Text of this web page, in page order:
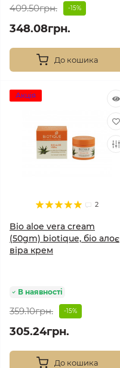
409.50грн. -15%
348.08грн.
До кошика
Акція
2
Bio aloe vera cream
(50gm) biotique, біо алоє
віра крем
В наявності
359.10грн. -15%
305.24грн.
До кошика